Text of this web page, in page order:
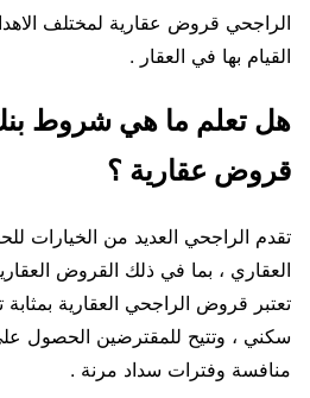
الراجحي قروض عقارية لمختلف
القيام بها في العقار .
هل تعلم ما هي شروط
قروض عقارية ؟
تقدم الراجحي العديد من الخيارات
العقاري ، بما في ذلك القروض
تعتبر قروض الراجحي العقارية بمثابة
سكني ، وتتيح للمقترضين الحصول
منافسة وفترات سداد مرنة .